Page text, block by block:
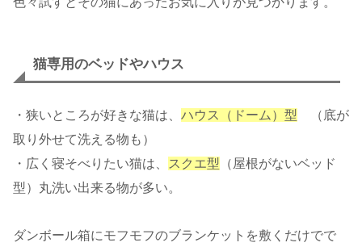
猫専用のベッドやハウス
・狭いところが好きな猫は、 ハウス（ドーム）型 （底が
取り外せて洗える物も）
・広く寝そべりたい猫は、
スクエ型 （屋根がないベッド
型）丸洗い出来る物が多い。
ダンボール箱にモフモフのブランケットを敷くだけでで